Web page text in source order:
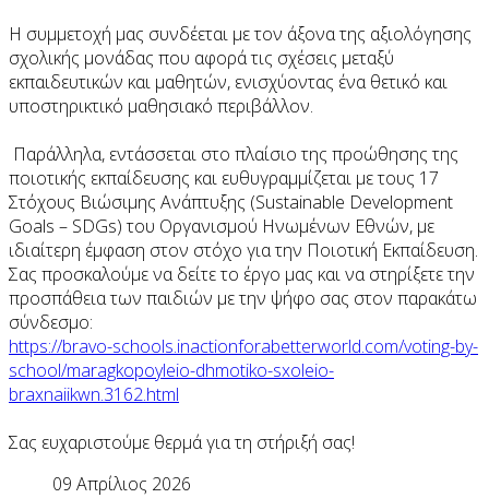
Η συμμετοχή μας συνδέεται με τον άξονα της αξιολόγησης
σχολικής μονάδας που αφορά τις σχέσεις μεταξύ
εκπαιδευτικών και μαθητών, ενισχύοντας ένα θετικό και
υποστηρικτικό μαθησιακό περιβάλλον.
Παράλληλα, εντάσσεται στο πλαίσιο της προώθησης της
ποιοτικής εκπαίδευσης και ευθυγραμμίζεται με τους 17
Στόχους Βιώσιμης Ανάπτυξης (Sustainable Development
Goals – SDGs) του Οργανισμού Ηνωμένων Εθνών, με
ιδιαίτερη έμφαση στον στόχο για την Ποιοτική Εκπαίδευση.
Σας προσκαλούμε να δείτε το έργο μας και να στηρίξετε την
προσπάθεια των παιδιών με την ψήφο σας στον παρακάτω
σύνδεσμο:
https://bravo-schools.inactionforabetterworld.com/voting-by-
school/maragkopoyleio-dhmotiko-sxoleio-
braxnaiikwn.3162.html
Σας ευχαριστούμε θερμά για τη στήριξή σας!
09 Απρίλιος 2026